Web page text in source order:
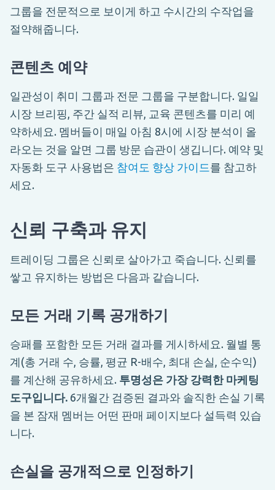
그룹을 전문적으로 보이게 하고 수시간의 수작업을
절약해줍니다.
콘텐츠 예약
일관성이 취미 그룹과 전문 그룹을 구분합니다. 일일
시장 브리핑, 주간 실적 리뷰, 교육 콘텐츠를 미리 예
약하세요. 멤버들이 매일 아침 8시에 시장 분석이 올
라오는 것을 알면 그룹 방문 습관이 생깁니다. 예약 및
자동화 도구 사용법은 참여도 향상 가이드 를 참고하
세요.
신뢰 구축과 유지
트레이딩 그룹은 신뢰로 살아가고 죽습니다. 신뢰를
쌓고 유지하는 방법은 다음과 같습니다.
모든 거래 기록 공개하기
승패를 포함한 모든 거래 결과를 게시하세요. 월별 통
계(총 거래 수, 승률, 평균 R-배수, 최대 손실, 순수익)
를 계산해 공유하세요. 투명성은 가장 강력한 마케팅
도구입니다. 6개월간 검증된 결과와 솔직한 손실 기록
을 본 잠재 멤버는 어떤 판매 페이지보다 설득력 있습
니다.
손실을 공개적으로 인정하기